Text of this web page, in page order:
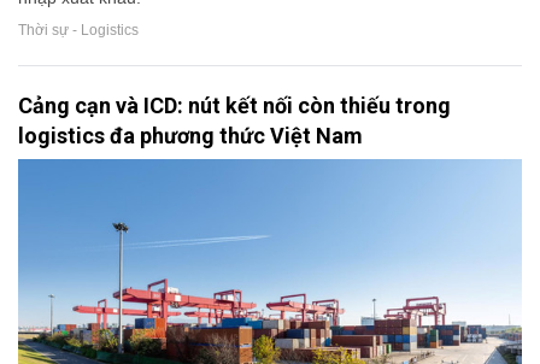
Thời sự - Logistics
Cảng cạn và ICD: nút kết nối còn thiếu trong
logistics đa phương thức Việt Nam